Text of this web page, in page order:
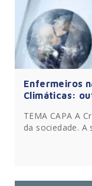
Enfermeiros
Climáticas:
TEMA CAPA A
da sociedade.